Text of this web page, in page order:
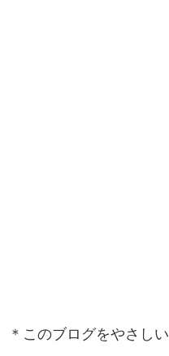
＊このブログをやさしい